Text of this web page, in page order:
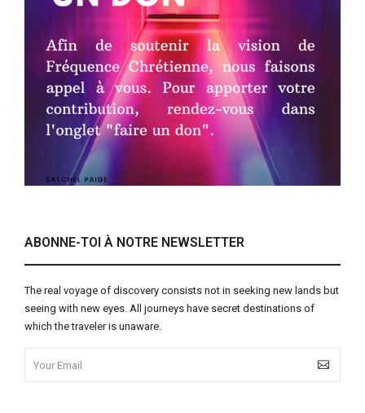
ABONNE-TOI À NOTRE NEWSLETTER
The real voyage of discovery consists not in seeking new lands but
seeing with new eyes. All journeys have secret destinations of
which the traveler is unaware.